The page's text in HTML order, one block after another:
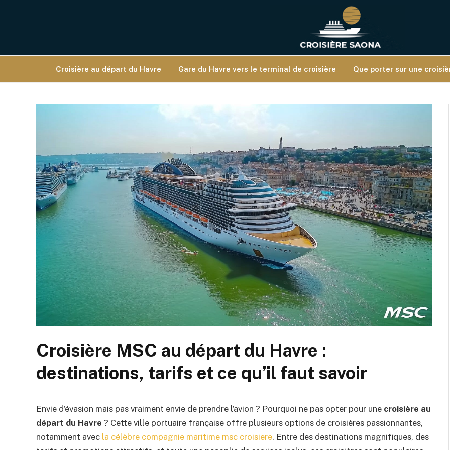
Croisière au départ du Havre Gare du Havre vers le terminal de croisière Que porter sur une
Croisière MSC au départ du Havre :
destinations, tarifs et ce qu’il faut savoir
Envie d’évasion mais pas vraiment envie de prendre l’avion ? Pourquoi ne pas opter pour une croisière au
départ du Havre ? Cette ville portuaire française offre plusieurs options de croisières passionnantes,
notamment avec la célèbre compagnie maritime msc croisiere. Entre des destinations magnifiques, des